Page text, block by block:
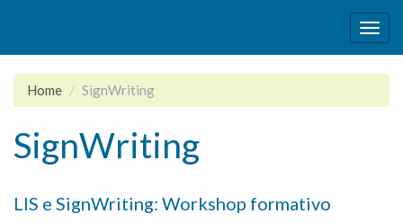
Home SignWriting
SignWriting
LIS e SignWriting: Workshop formativo